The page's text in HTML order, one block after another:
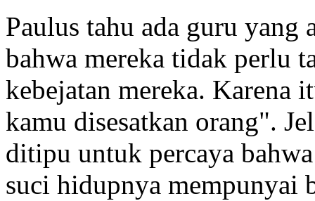
Paulus tahu ada guru yang
bahwa mereka tidak perlu
kebejatan mereka. Karena
kamu disesatkan orang".
ditipu untuk percaya
suci hidupnya mempunyai